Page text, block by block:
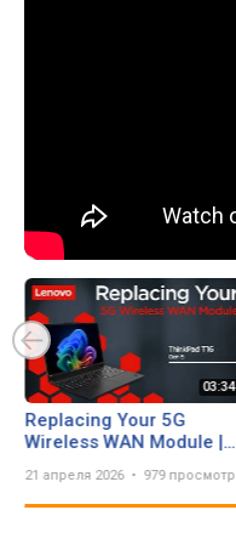
Replacing Your 5G
Wireless WAN Module |
Customer Self Service
21 апреля 2026 979 просмотров